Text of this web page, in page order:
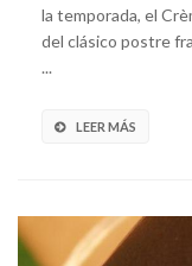
la temporada, el
del clásico postre
...
LEER MÁS